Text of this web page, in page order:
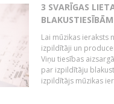
3 SVARĪGAS
BLAKUSTIESĪBĀM
Lai mūzikas ieraksts
izpildītāji un
Viņu tiesības
par izpildītāju
izpildītājs mūzikas